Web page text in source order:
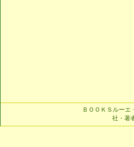
ＢＯＯＫＳルーエ・
社・著